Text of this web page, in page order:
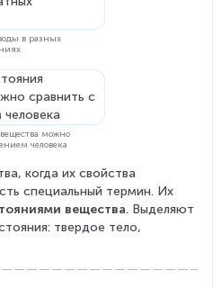
в разных
можно
человека
когда их свойства
специальный термин. Их
вещества. Выделяют
твердое тело,